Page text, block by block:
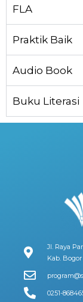
FLA
Praktik Baik
Audio Book
Buku Literasi
Jl. Raya
Kab. Bogor
0251-